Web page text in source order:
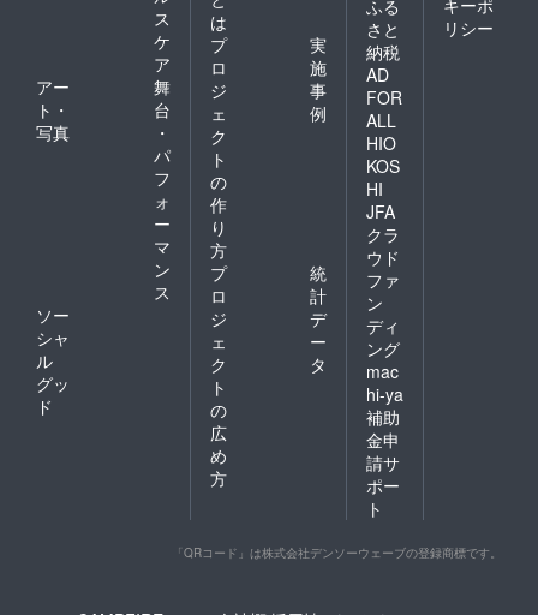
ス
ケ
ア
アー
ト・
写真
舞
台
・
パ
フ
ォ
ー
マ
ン
ス
ソー
シャ
ル
グッ
ド
は
プ
ロ
ジ
ェ
ク
ト
の
作
り
方
実
施
事
例
プ
ロ
ジ
ェ
ク
ト
の
広
め
方
統
計
デ
ー
タ
ふる
さと
納税
AD
FOR
ALL
HIO
KOS
HI
JFA
クラ
ウド
ファ
ン
ディ
ング
mac
hi-ya
補助
金申
請サ
ポー
ト
リシー
「QRコード」は株式会社デンソーウェーブの登録商標です。